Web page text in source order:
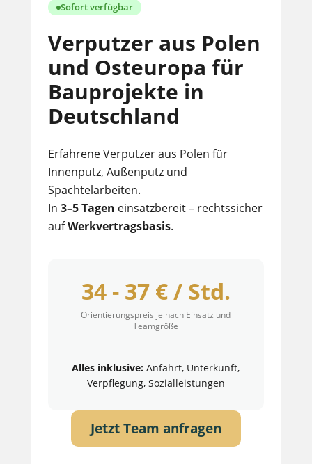
Sofort verfügbar
Verputzer aus Polen
und Osteuropa für
Bauprojekte in
Deutschland
Erfahrene Verputzer aus Polen für
Innenputz, Außenputz und
Spachtelarbeiten.
In 3–5 Tagen einsatzbereit – rechtssicher
aufWerkvertragsbasis.
34 - 37 € / Std.
Orientierungspreis je nach Einsatz und
Teamgröße
Alles inklusive: Anfahrt, Unterkunft,
Verpflegung, Sozialleistungen
Jetzt Team anfragen